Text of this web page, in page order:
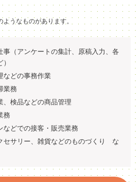
うなものがあります。
事（アンケートの集計、原稿入力、各
などの事務作業
業務
、検品などの商品管理
務
などでの接客・販売業務
セサリー、雑貨などのものづくり な